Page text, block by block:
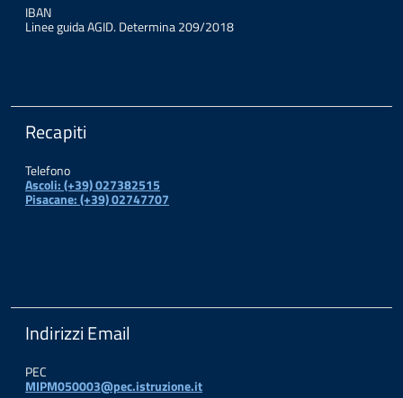
IBAN
Linee guida AGID. Determina 209/2018
Recapiti
Telefono
Ascoli: (+39) 027382515
Pisacane: (+39) 02747707
Indirizzi Email
PEC
MIPM050003@pec.istruzione.it